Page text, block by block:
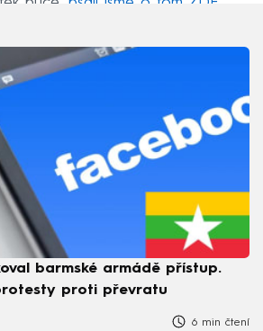
puče, psali jsme o tom ZDE
barmské armádě přístup.
proti převratu
6 min čtení